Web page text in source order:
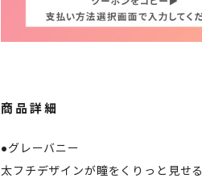
商品詳細
●グレーバニー
太フチデザインが瞳をくりっと見せる